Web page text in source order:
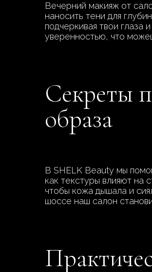
Вечерний макияж от
наносить тени для
подчеркивая твои глаза
уверенностью, что
Секреты
образа
В SHELK Beauty мы
как текстуры влияют на
чтобы кожа дышала и
шоссе наш салон